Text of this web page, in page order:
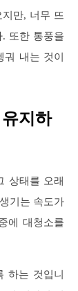
만, 너무 뜨
또한 통풍을
내는 것이
지하
상태를 오래
기는 속도가
에 대청소를
하는 것입니